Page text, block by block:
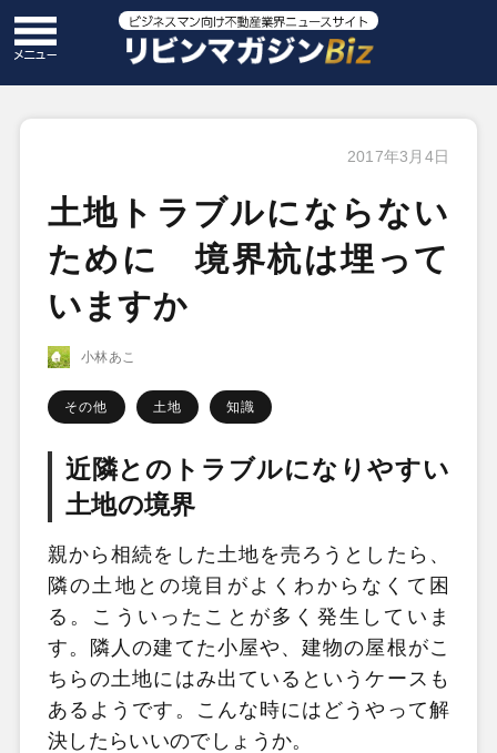
2017年3月4日
土地トラブルにならない
ために 境界杭は埋って
いますか
小林あこ
その他 土地 知識
近隣とのトラブルになりやすい
土地の境界
親から相続をした土地を売ろうとしたら、
隣の土地との境目がよくわからなくて困
る。こういったことが多く発生していま
す。隣人の建てた小屋や、建物の屋根がこ
ちらの土地にはみ出ているというケースも
あるようです。こんな時にはどうやって解
決したらいいのでしょうか。